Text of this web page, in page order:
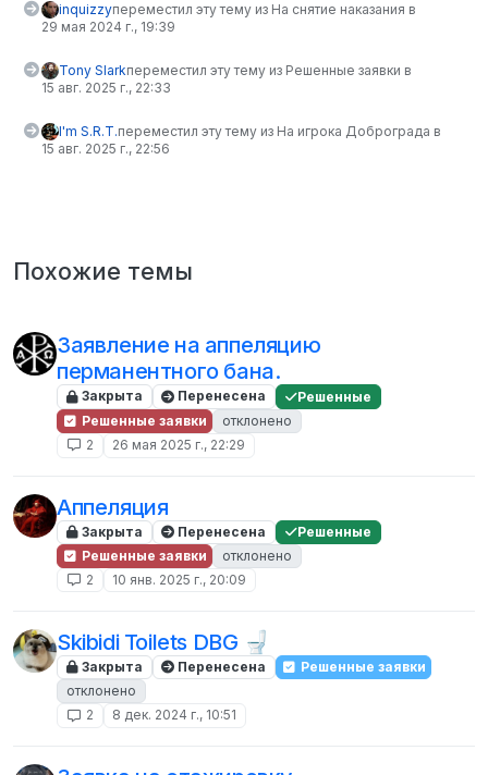
inquizzyпереместил эту тему из На снятие наказания в
29 мая 2024 г., 19:39
Tony Slarkпереместил эту тему из Решенные заявки в
15 авг. 2025 г., 22:33
I'm S.R.T.переместил эту тему из На игрока Доброграда в
15 авг. 2025 г., 22:56
Похожие темы
Заявление на аппеляцию
перманентного бана.
Закрыта Перенесена
Решенные
Решенные заявки
отклонено
2
26 мая 2025 г., 22:29
Аппеляция
Закрыта Перенесена
Решенные
Решенные заявки
отклонено
2
10 янв. 2025 г., 20:09
Skibidi Toilets DBG 🚽
Закрыта Перенесена
Решенные заявки
отклонено
2
8 дек. 2024 г., 10:51